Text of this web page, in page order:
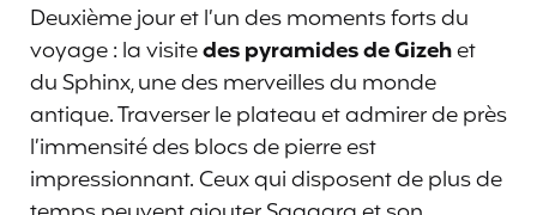
Deuxième jour et l’un des moments forts du
voyage : la visitedes pyramides de Gizehet
du Sphinx, une des merveilles du monde
antique. Traverser le plateau et admirer de près
l’immensité des blocs de pierre est
impressionnant. Ceux qui disposent de plus de